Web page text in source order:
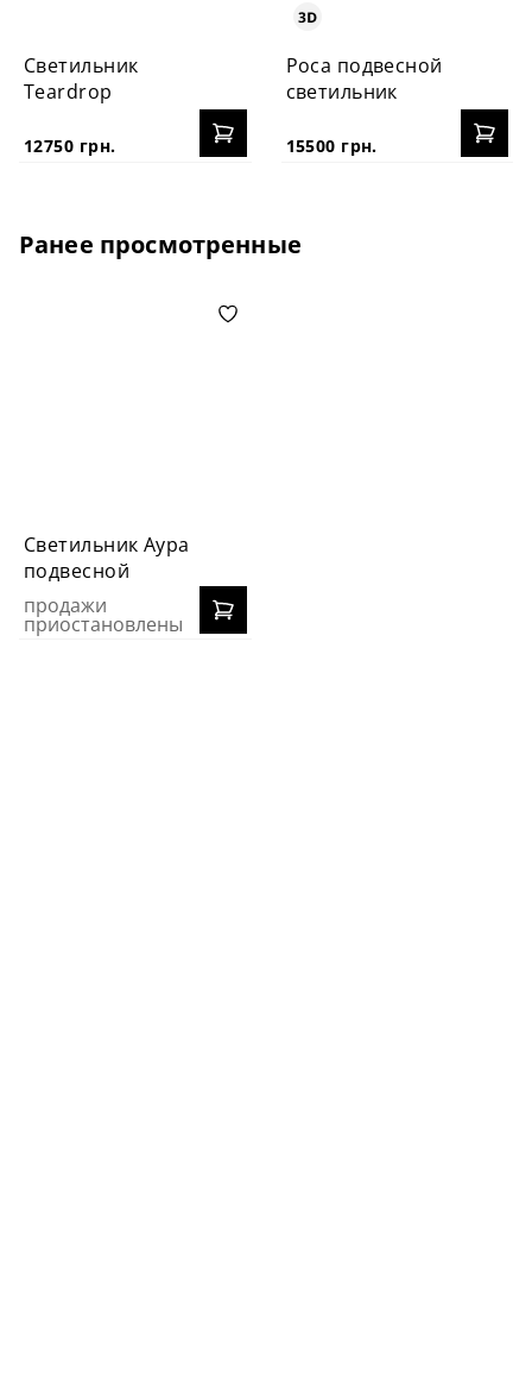
Светильник
Teardrop
12750 грн.
Роса подвесной
светильник
15500 грн.
Ранее просмотренные
Светильник Аура
подвесной
продажи
приостановлены